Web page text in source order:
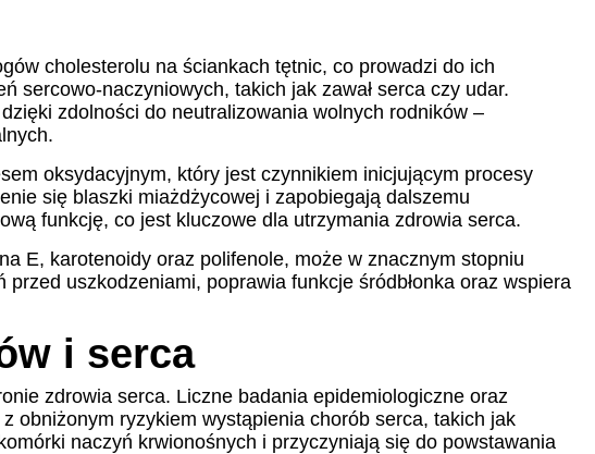
cholesterolu na ściankach tętnic, co prowadzi do ich
sercowo-naczyniowych, takich jak zawał serca czy udar.
zdolności do neutralizowania wolnych rodników –
oksydacyjnym, który jest czynnikiem inicjującym procesy
się blaszki miażdżycowej i zapobiegają dalszemu
funkcję, co jest kluczowe dla utrzymania zdrowia serca.
E, karotenoidy oraz polifenole, może w znacznym stopniu
uszkodzeniami, poprawia funkcje śródbłonka oraz wspiera
i serca
zdrowia serca. Liczne badania epidemiologiczne oraz
obniżonym ryzykiem wystąpienia chorób serca, takich jak
naczyń krwionośnych i przyczyniają się do powstawania